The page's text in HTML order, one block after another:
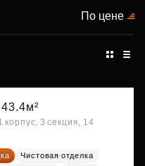
По цене
43.4м²
3 секция, 14
Чистовая отделка